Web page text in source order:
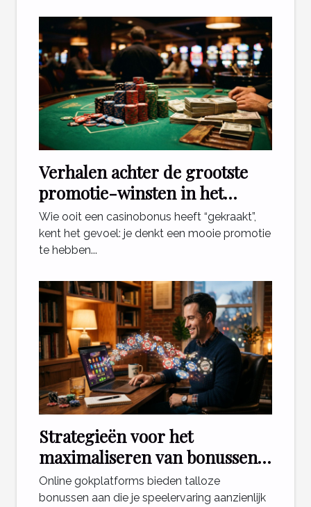
Verhalen achter de grootste
promotie-winsten in het
casino
Wie ooit een casinobonus heeft “gekraakt”,
kent het gevoel: je denkt een mooie promotie
te hebben...
Strategieën voor het
maximaliseren van bonussen
bij online gokplatforms
Online gokplatforms bieden talloze
bonussen aan die je speelervaring aanzienlijk